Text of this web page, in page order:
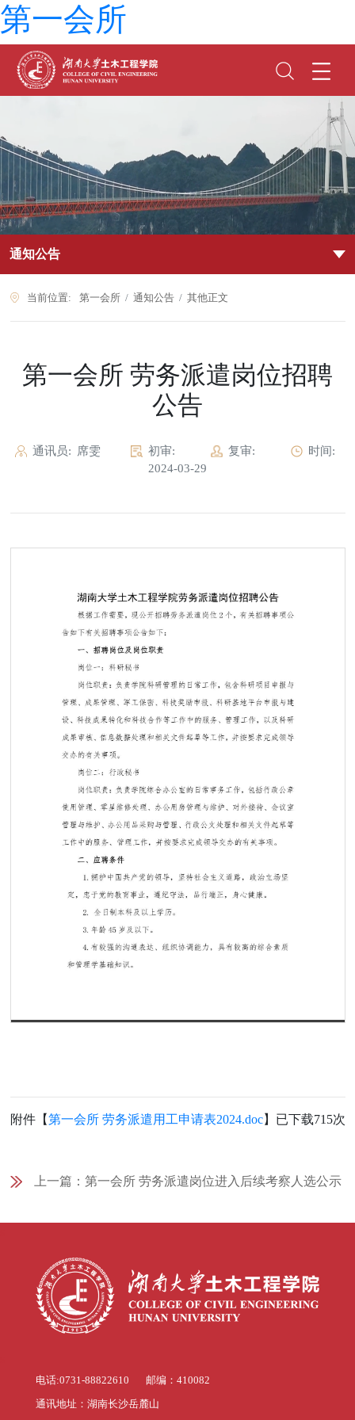
第一会所
通知公告
当前位置: 第一会所 通知公告 其他正文
第一会所 劳务派遣岗位招聘
公告
通讯员: 席雯 初审: 复审:
时间:
2024-03-29
附件【第一会所 劳务派遣用工申请表2024.doc】已下载715次
上一篇： 第一会所 劳务派遣岗位进入后续考察人选公示
电话:0731-88822610 邮编：410082
通讯地址：湖南长沙岳麓山